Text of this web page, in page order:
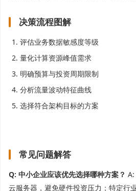
决策流程图解
评估业务数据敏感度等级
量化计算资源峰值需求
明确预算与投资周期限制
分析流量波动特征曲线
选择符合架构目标的方案
常见问题解答
Q: 中小企业应该优先选择哪种方案？
云服务器，避免硬件投资压力；特定行